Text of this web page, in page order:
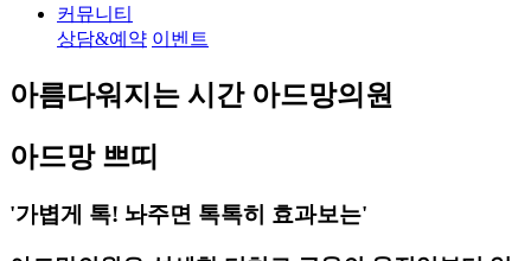
커뮤니티
상담&예약 이벤트
아름다워지는 시간 아드망의원
아드망 쁘띠
'가볍게 톡! 놔주면 톡톡히 효과보는'